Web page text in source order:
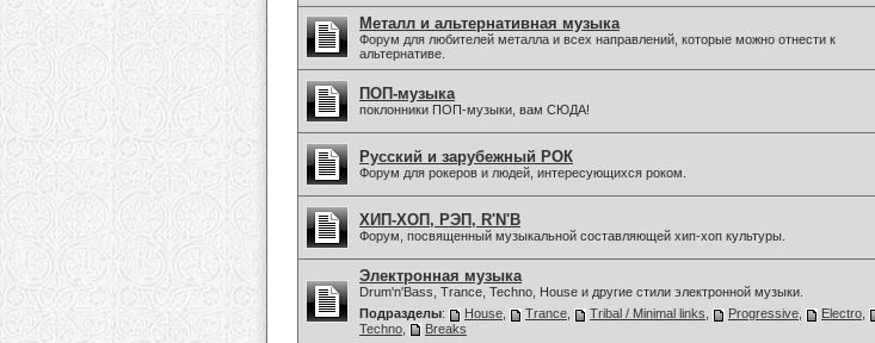
Металл и альтернативная музыка
Форум для любителей металла и всех направлений, которые можно отнести к
альтернативе.
ПОП-музыка
поклонники ПОП-музыки, вам СЮДА!
Русский и зарубежный РОК
Форум для рокеров и людей, интересующихся роком.
ХИП-ХОП, РЭП, R'N'B
Форум, посвященный музыкальной составляющей хип-хоп культуры.
Электронная музыка
Drum'n'Bass, Trance, Techno, House и другие стили электронной музыки.
Подразделы: House Trance Tribal / Minimal links Progressive Electro
Techno
Breaks